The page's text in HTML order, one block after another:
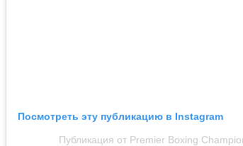
Посмотреть эту публикацию в Instagram
Публикация от Premier Boxing